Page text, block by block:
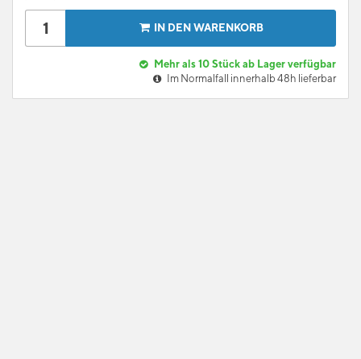
IN DEN WARENKORB
Mehr als 10 Stück ab Lager verfügbar
Im Normalfall innerhalb 48h lieferbar